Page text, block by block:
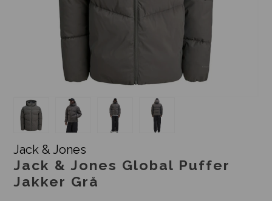
Jack & Jones
Jack & Jones Global Puffer
Jakker Grå